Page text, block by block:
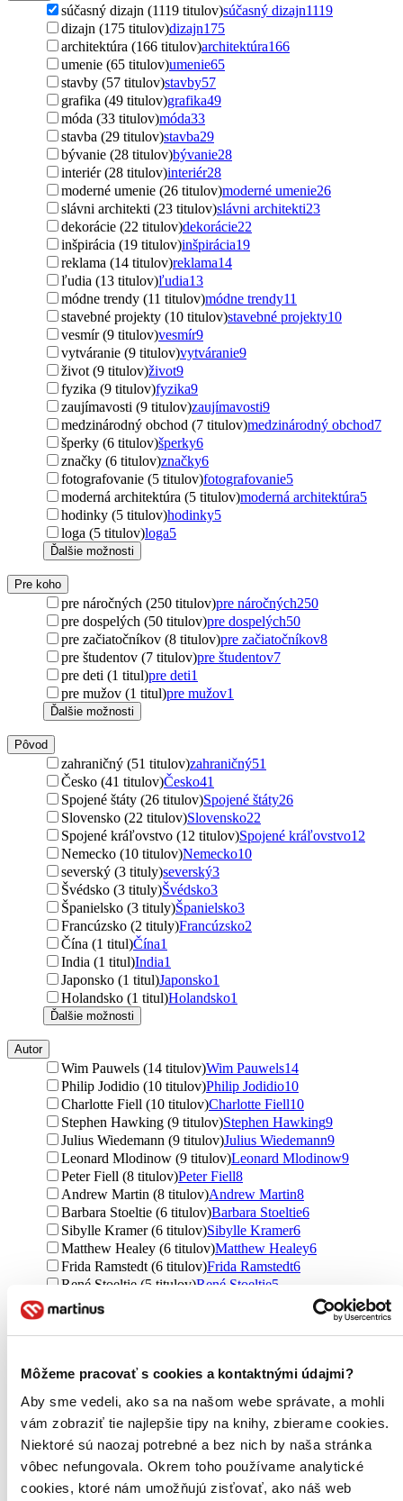
Môžeme pracovať s cookies a kontaktnými údajmi?
Aby sme vedeli, ako sa na našom webe správate, a mohli
vám zobraziť tie najlepšie tipy na knihy, zbierame cookies.
Niektoré sú naozaj potrebné a bez nich by naša stránka
vôbec nefungovala. Okrem toho používame analytické
cookies, ktoré nám umožňujú zisťovať, ako náš web
súčasný dizajn (1119 titulov)súčasný dizajn1119
dizajn (175 titulov)dizajn175
architektúra (166 titulov)architektúra166
umenie (65 titulov)umenie65
stavby (57 titulov)stavby57
grafika (49 titulov)grafika49
móda (33 titulov)móda33
stavba (29 titulov)stavba29
bývanie (28 titulov)bývanie28
interiér (28 titulov)interiér28
moderné umenie (26 titulov)moderné umenie26
slávni architekti (23 titulov)slávni architekti23
dekorácie (22 titulov)dekorácie22
inšpirácia (19 titulov)inšpirácia19
reklama (14 titulov)reklama14
ľudia (13 titulov)ľudia13
módne trendy (11 titulov)módne trendy11
stavebné projekty (10 titulov)stavebné projekty10
vesmír (9 titulov)vesmír9
vytváranie (9 titulov)vytváranie9
život (9 titulov)život9
fyzika (9 titulov)fyzika9
zaujímavosti (9 titulov)zaujímavosti9
medzinárodný obchod (7 titulov)medzinárodný obchod7
šperky (6 titulov)šperky6
značky (6 titulov)značky6
fotografovanie (5 titulov)fotografovanie5
moderná architektúra (5 titulov)moderná architektúra5
hodinky (5 titulov)hodinky5
loga (5 titulov)loga5
Ďalšie možnosti
Pre koho
pre náročných (250 titulov)pre náročných250
pre dospelých (50 titulov)pre dospelých50
pre začiatočníkov (8 titulov)pre začiatočníkov8
pre študentov (7 titulov)pre študentov7
pre deti (1 titul)pre deti1
pre mužov (1 titul)pre mužov1
Ďalšie možnosti
Pôvod
zahraničný (51 titulov)zahraničný51
Česko (41 titulov)Česko41
Spojené štáty (26 titulov)Spojené štáty26
Slovensko (22 titulov)Slovensko22
Spojené kráľovstvo (12 titulov)Spojené kráľovstvo12
Nemecko (10 titulov)Nemecko10
severský (3 tituly)severský3
Švédsko (3 tituly)Švédsko3
Španielsko (3 tituly)Španielsko3
Francúzsko (2 tituly)Francúzsko2
Čína (1 titul)Čína1
India (1 titul)India1
Japonsko (1 titul)Japonsko1
Holandsko (1 titul)Holandsko1
Ďalšie možnosti
Autor
Wim Pauwels (14 titulov)Wim Pauwels14
Philip Jodidio (10 titulov)Philip Jodidio10
Charlotte Fiell (10 titulov)Charlotte Fiell10
Stephen Hawking (9 titulov)Stephen Hawking9
Julius Wiedemann (9 titulov)Julius Wiedemann9
Leonard Mlodinow (9 titulov)Leonard Mlodinow9
Peter Fiell (8 titulov)Peter Fiell8
Andrew Martin (8 titulov)Andrew Martin8
Barbara Stoeltie (6 titulov)Barbara Stoeltie6
Sibylle Kramer (6 titulov)Sibylle Kramer6
Matthew Healey (6 titulov)Matthew Healey6
Frida Ramstedt (6 titulov)Frida Ramstedt6
René Stoeltie (5 titulov)René Stoeltie5
Ernst Neufert (5 titulov)
Aurora Cuito (4 tituly)Aurora Cuito4
Jan Michl (4 tituly)Jan Michl4
Petr Tomíček (4 tituly) Petr Tomíček4
Robert Klanten (4 tituly)Robert Klanten4
Paul Jackson (4 tituly)Paul Jackson4
Bowie Style (4 tituly)Bowie Style4
Tomáš Kompaník (4 tituly)Tomáš Kompaník4